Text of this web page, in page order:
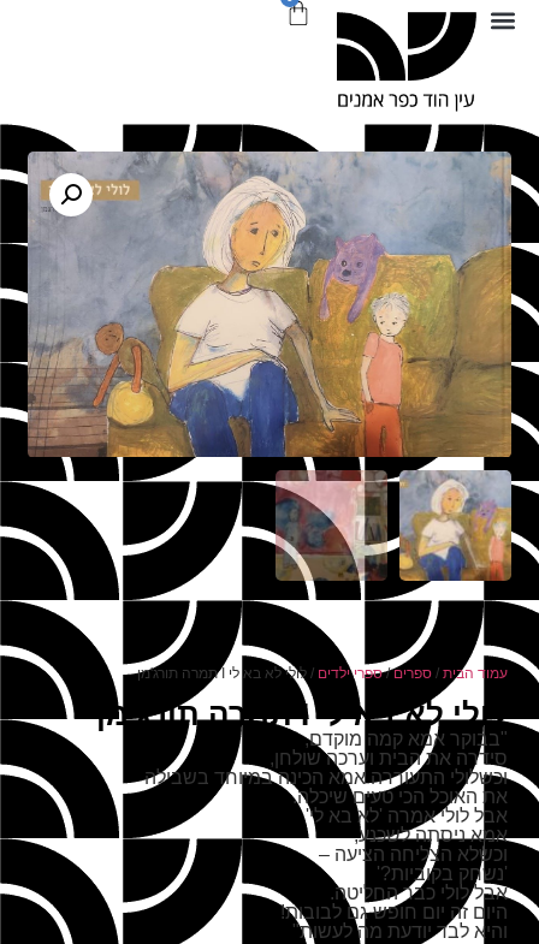
עמוד הבית /ספרים/ספרי ילדים / לולי לא בא לי I תמרה תורג'מן
לולי לא בא לי I תמרה תורג'מן
"בבוקר אמא קמה מוקדם,
סידרה את הבית וערכה שולחן,
וכשלולי התעוררה אמא הכינה במיוחד בשבילה
את האוכל הכי טעים שיכלה.
אבל לולי אמרה 'לא בא לי'
אמא ניסתה לשכנע,
וכשלא הצליחה הציעה –
'נשחק בקוביות?'
אבל לולי כבר החליטה.
היום זה יום חופש גם לבובות!
והיא לבד יודעת מה לעשות"